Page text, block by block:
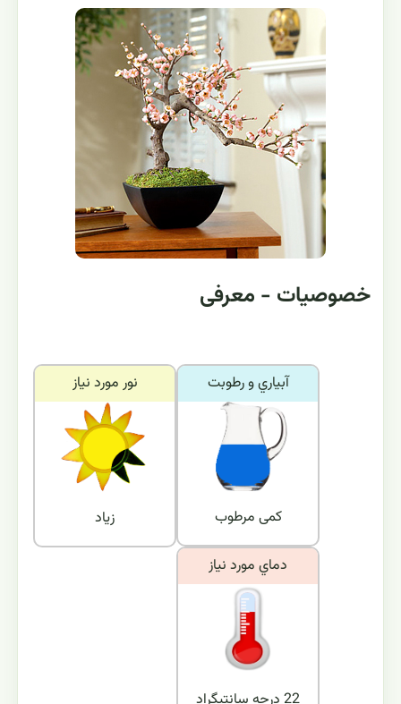
خصوصیات - معرفی
نور مورد نياز
زیاد
آبياري و رطوبت
کمی مرطوب
دماي مورد نياز